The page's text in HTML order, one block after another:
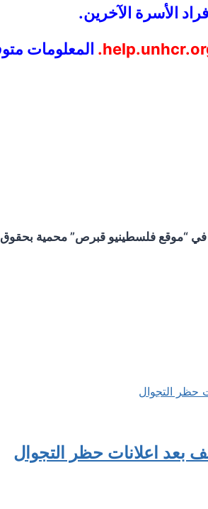
الأسرة الآخرين.
المعلومات
“موقع فلسطينيو قبرص” محمية بحقوق
بعد اعلانات حظر التجوال